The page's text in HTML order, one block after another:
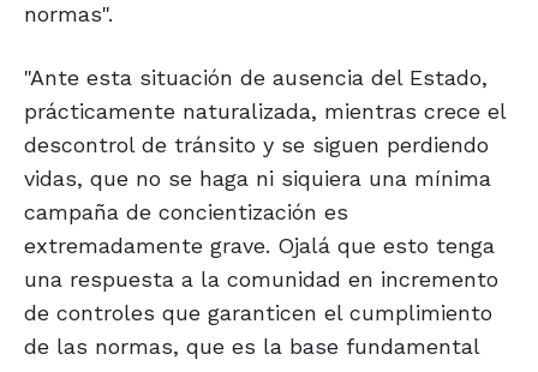
normas".
"Ante esta situación de ausencia del Estado,
prácticamente naturalizada, mientras crece el
descontrol de tránsito y se siguen perdiendo
vidas, que no se haga ni siquiera una mínima
campaña de concientización es
extremadamente grave. Ojalá que esto tenga
una respuesta a la comunidad en incremento
de controles que garanticen el cumplimiento
de las normas, que es la base fundamental